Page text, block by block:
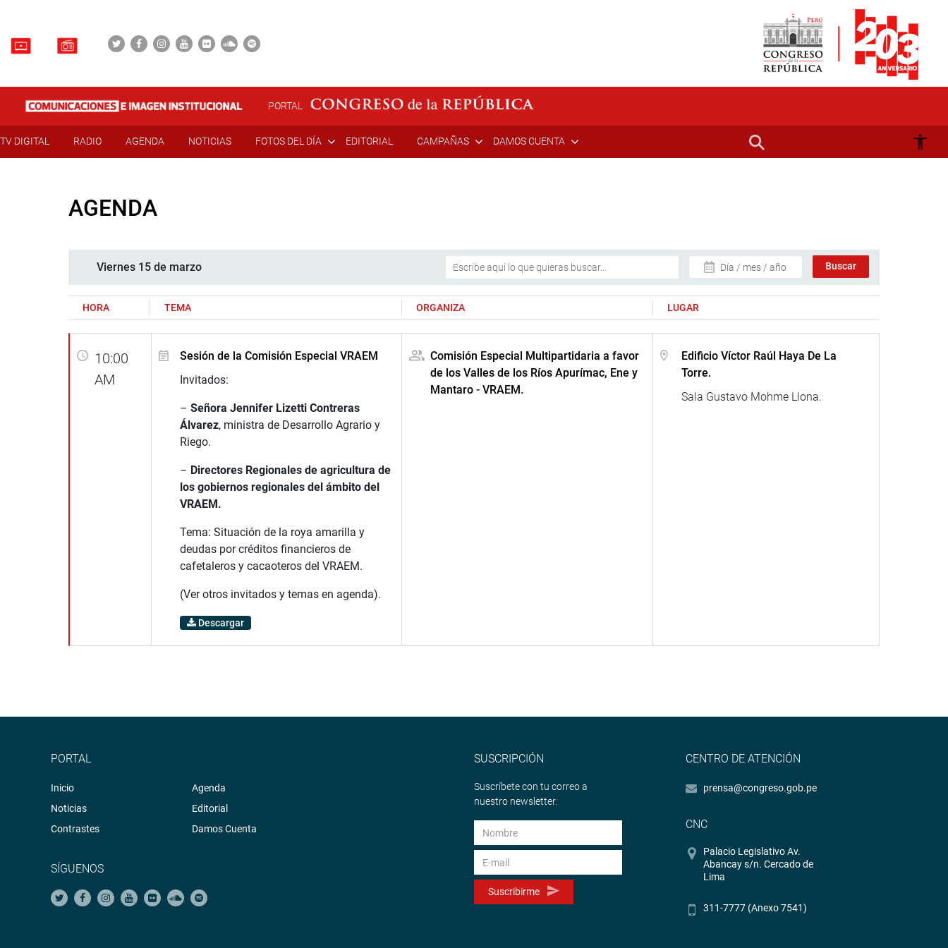
PORTAL
TV DIGITAL RADIO AGENDA NOTICIAS FOTOS DEL DÍA EDITORIAL CAMPAÑAS DAMOS CUENTA
AGENDA
Viernes 15 de marzo Día / mes / año
HORA TEMA ORGANIZA LUGAR
10:00
AM
Sesión de la Comisión Especial VRAEM
Invitados:
– Señora Jennifer Lizetti Contreras
Álvarez, ministra de Desarrollo Agrario y
Riego.
– Directores Regionales de agricultura de
los gobiernos regionales del ámbito del
VRAEM.
Tema: Situación de la roya amarilla y
deudas por créditos financieros de
cafetaleros y cacaoteros del VRAEM.
(Ver otros invitados y temas en agenda).
Descargar
Comisión Especial Multipartidaria a favor
de los Valles de los Ríos Apurímac, Ene y
Mantaro - VRAEM.
Edificio Víctor Raúl Haya De La
Torre.
Sala Gustavo Mohme Llona.
PORTAL
Inicio
Noticias
Contrastes
Agenda
Editorial
Damos Cuenta
SÍGUENOS
SUSCRIPCIÓN
Suscríbete con tu correo a
nuestro newsletter.
Suscribirme
CENTRO DE ATENCIÓN
prensa@congreso.gob.pe
CNC
Palacio Legislativo Av.
Abancay s/n. Cercado de
Lima
311-7777 (Anexo 7541)